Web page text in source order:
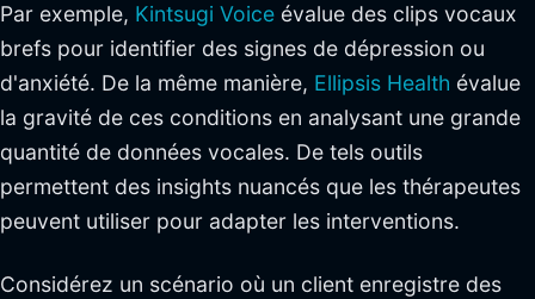
Par exemple, Kintsugi Voice évalue des clips vocaux
brefs pour identifier des signes de dépression ou
d'anxiété. De la même manière, Ellipsis Health évalue
la gravité de ces conditions en analysant une grande
quantité de données vocales. De tels outils
permettent des insights nuancés que les thérapeutes
peuvent utiliser pour adapter les interventions.
Considérez un scénario où un client enregistre des